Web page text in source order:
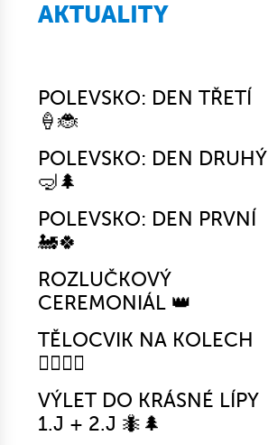
AKTUALITY
POLEVSKO: DEN TŘETÍ
🍦🐞
POLEVSKO: DEN DRUHÝ
🤿🌲
POLEVSKO: DEN PRVNÍ
🚂🍀
ROZLUČKOVÝ
CEREMONIÁL 👑
TĚLOCVIK NA KOLECH
🚴‍♀️🤸‍♂️
VÝLET DO KRÁSNÉ LÍPY
1.J + 2.J 🐜🌲